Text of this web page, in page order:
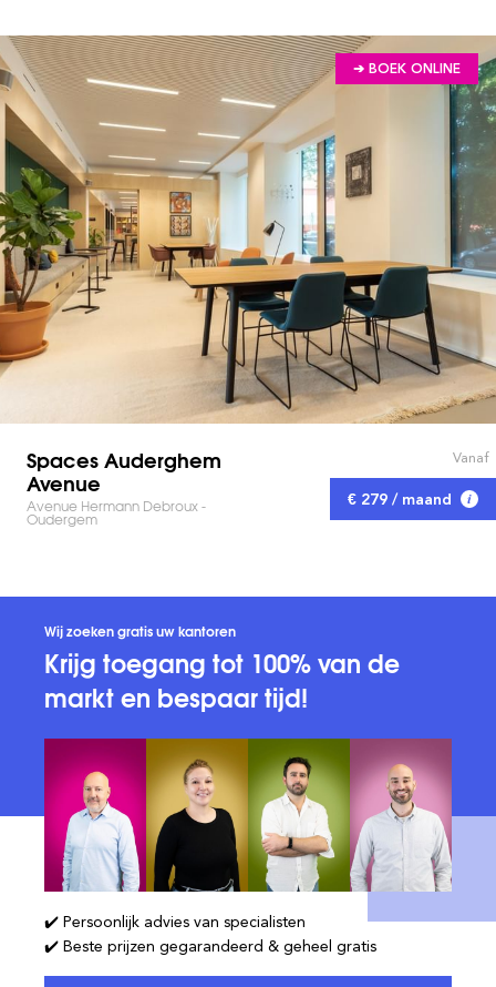
➔ BOEK ONLINE
Spaces Auderghem
Avenue
Avenue Hermann Debroux -
Oudergem
Vanaf
€ 279 / maand
Wij zoeken gratis uw kantoren
Krijg toegang tot 100% van de
markt en bespaar tijd!
✔️ Persoonlijk advies van specialisten
✔️ Beste prijzen gegarandeerd & geheel gratis